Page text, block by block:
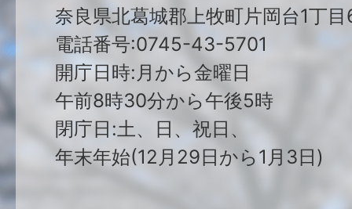
奈良県北葛城郡上牧町片岡台1丁目
電話番号:0745-43-5701
開庁日時:月から金曜日
午前8時30分から午後5時
閉庁日:土、日、祝日、
年末年始(12月29日から1月3日)